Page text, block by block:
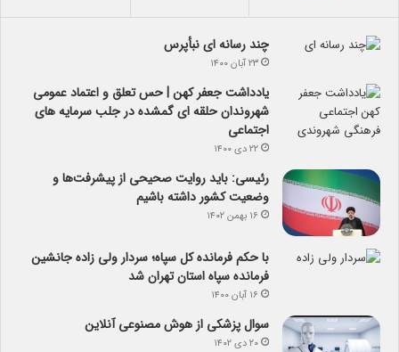
چند رسانه ای نبأپرس
۲۳ آبان ۱۴۰۰
یادداشت جعفر کهن | حس تعلق و اعتماد عمومی
شهروندان حلقه ای گمشده در جلب سرمایه های
اجتماعی
۲۲ دی ۱۴۰۰
رئیسی: باید روایت صحیحی از پیشرفت‌ها و
وضعیت کشور داشته باشیم
۱۶ بهمن ۱۴۰۲
با حکم فرمانده کل سپاه؛ سردار ولی زاده جانشین
فرمانده سپاه استان تهران شد
۱۶ آبان ۱۴۰۰
سوال پزشکی از هوش مصنوعی آنلاین
۲۰ دی ۱۴۰۲